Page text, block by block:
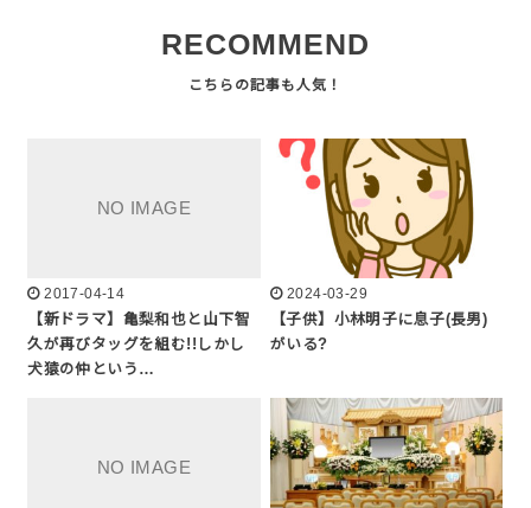
RECOMMEND
2017-04-14
【新ドラマ】亀梨和也と山下智
久が再びタッグを組む!!しかし
犬猿の仲という…
2024-03-29
【子供】小林明子に息子(長男)
がいる?